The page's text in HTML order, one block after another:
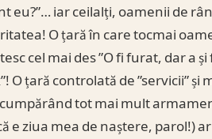
eu?”… iar ceilalți, oamenii de
O țară în care tocmai
cel mai des ”O fi furat, dar a
țară controlată de ”servicii” și
tot mai mult
e ziua mea de naștere, parol!)